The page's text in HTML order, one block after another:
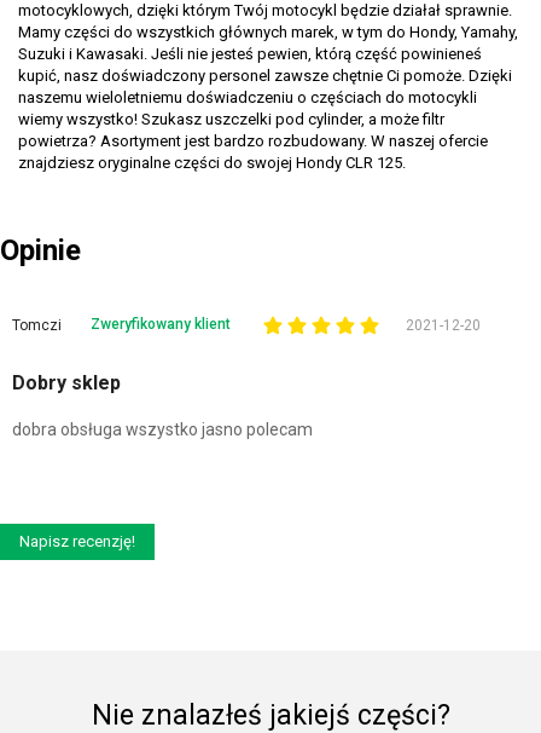
motocyklowych, dzięki którym Twój motocykl będzie działał sprawnie.
Mamy części do wszystkich głównych marek, w tym do Hondy, Yamahy,
Suzuki i Kawasaki. Jeśli nie jesteś pewien, którą część powinieneś
kupić, nasz doświadczony personel zawsze chętnie Ci pomoże. Dzięki
naszemu wieloletniemu doświadczeniu o częściach do motocykli
wiemy wszystko! Szukasz uszczelki pod cylinder, a może filtr
powietrza? Asortyment jest bardzo rozbudowany. W naszej ofercie
znajdziesz oryginalne części do swojej Hondy CLR 125.
Opinie
Tomczi Zweryfikowany klient 2021-12-20
Dobry sklep
dobra obsługa wszystko jasno polecam
Napisz recenzję!
Nie znalazłeś jakiejś części?